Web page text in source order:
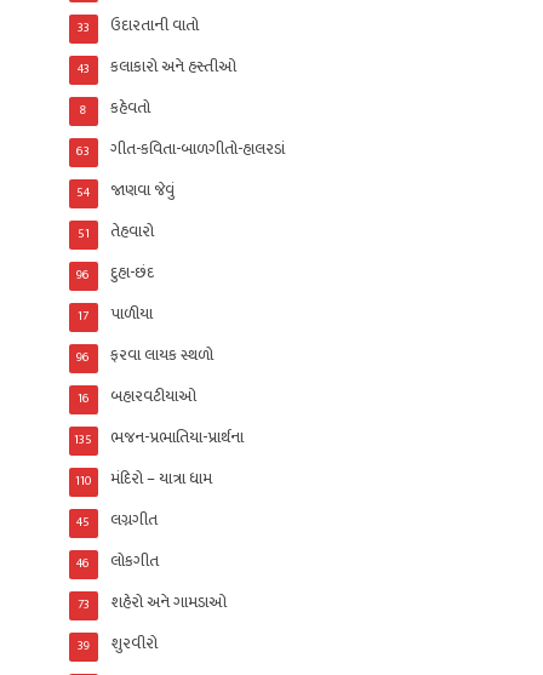
ઉદારતાની વાતો
33
કલાકારો અને હસ્તીઓ
43
કહેવતો
8
ગીત-કવિતા-બાળગીતો-હાલરડાં
63
જાણવા જેવું
54
તેહવારો
51
દુહા-છંદ
96
પાળીયા
17
ફરવા લાયક સ્થળો
96
બહારવટીયાઓ
16
ભજન-પ્રભાતિયા-પ્રાર્થના
135
મંદિરો – યાત્રા ધામ
110
લગ્નગીત
45
લોકગીત
46
શહેરો અને ગામડાઓ
73
શુરવીરો
39